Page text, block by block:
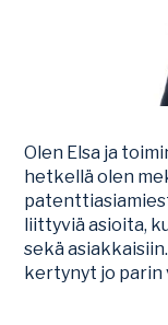
Olen Elsa ja
hetkellä olen
liittyviä asioita,
sekä
kertynyt jo parin